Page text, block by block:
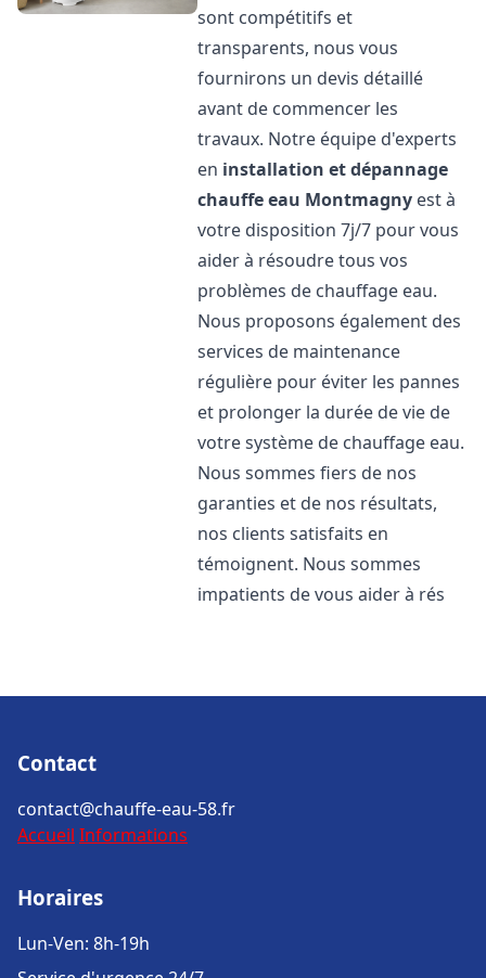
sont compétitifs et
transparents, nous vous
fournirons un devis détaillé
avant de commencer les
travaux. Notre équipe d'experts
en installation et dépannage
chauffe eau Montmagny est à
votre disposition 7j/7 pour vous
aider à résoudre tous vos
problèmes de chauffage eau.
Nous proposons également des
services de maintenance
régulière pour éviter les pannes
et prolonger la durée de vie de
votre système de chauffage eau.
Nous sommes fiers de nos
garanties et de nos résultats,
nos clients satisfaits en
témoignent. Nous sommes
impatients de vous aider à rés
Contact
contact@chauffe-eau-58.fr
Accueil Informations
Horaires
Lun-Ven: 8h-19h